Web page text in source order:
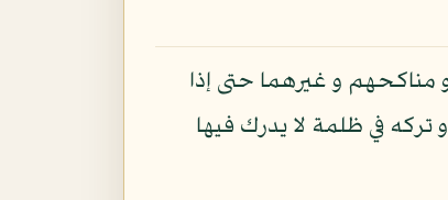
مناكحهم و غيرهما حتى إذا
في ظلمة لا يدرك فيها